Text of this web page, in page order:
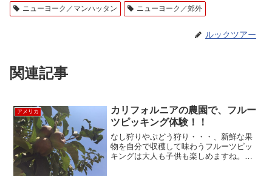
ニューヨーク／マンハッタン
ニューヨーク／郊外
ルックツアー
関連記事
アメリカ
カリフォルニアの農園で、フルー
ツピッキング体験！！
なし狩りやぶどう狩り・・・、新鮮な果
物を自分で収穫して味わうフルーツピッ
キングは大人も子供も楽しめますね。サ